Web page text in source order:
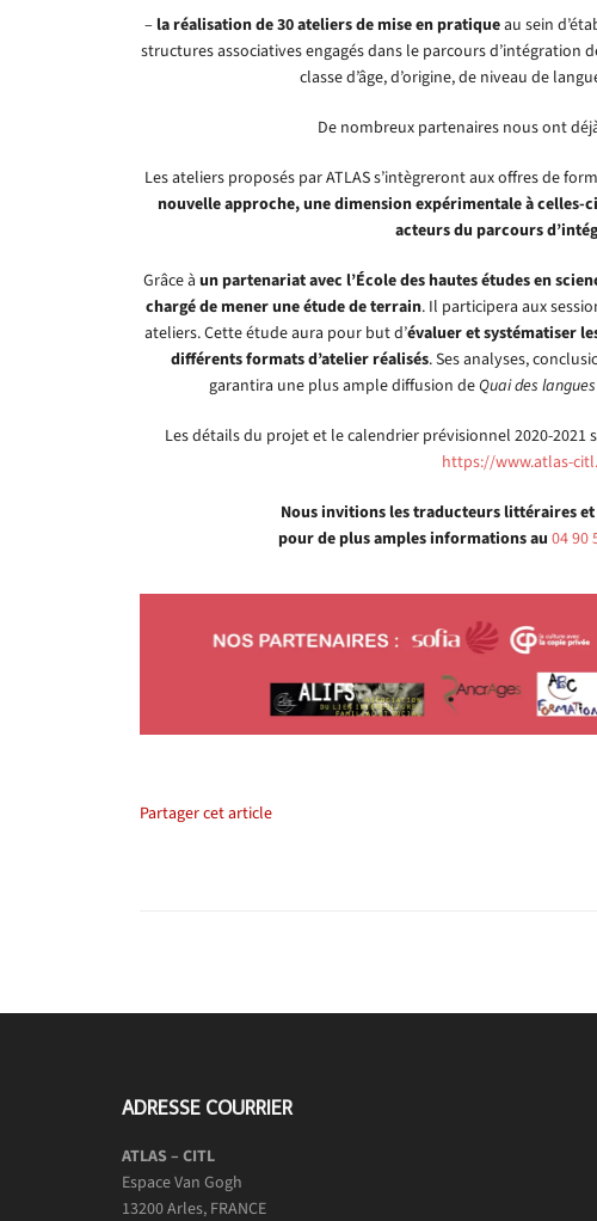
–la réalisation de 30 ateliers de mise en pratiqueau sein
structures associatives engagés dans le parcours
classe d’âge, d’origine, de niveau de
De nombreux partenaires nous ont
Les ateliers proposés par ATLAS s’intègreront aux offres de
nouvelle approche, une dimension expérimentale à
acteurs du parcours
Grâce à un partenariat avec l’École des hautes études en
chargé de mener une étude de terrain. Il participera aux
ateliers. Cette étude aura pour but d’évaluer et systématiser
différents formats d’atelier réalisés. Ses analyses,
garantira une plus ample diffusion deQuai des langues
Les détails du projet et le calendrier prévisionnel 2020-
https://www.atlas-
Nous invitions les traducteurs littéraires
pour de plus amples informations au 04 90
Partager cet article
ADRESSE COURRIER
ATLAS – CITL
Espace Van Gogh
13200 Arles, FRANCE